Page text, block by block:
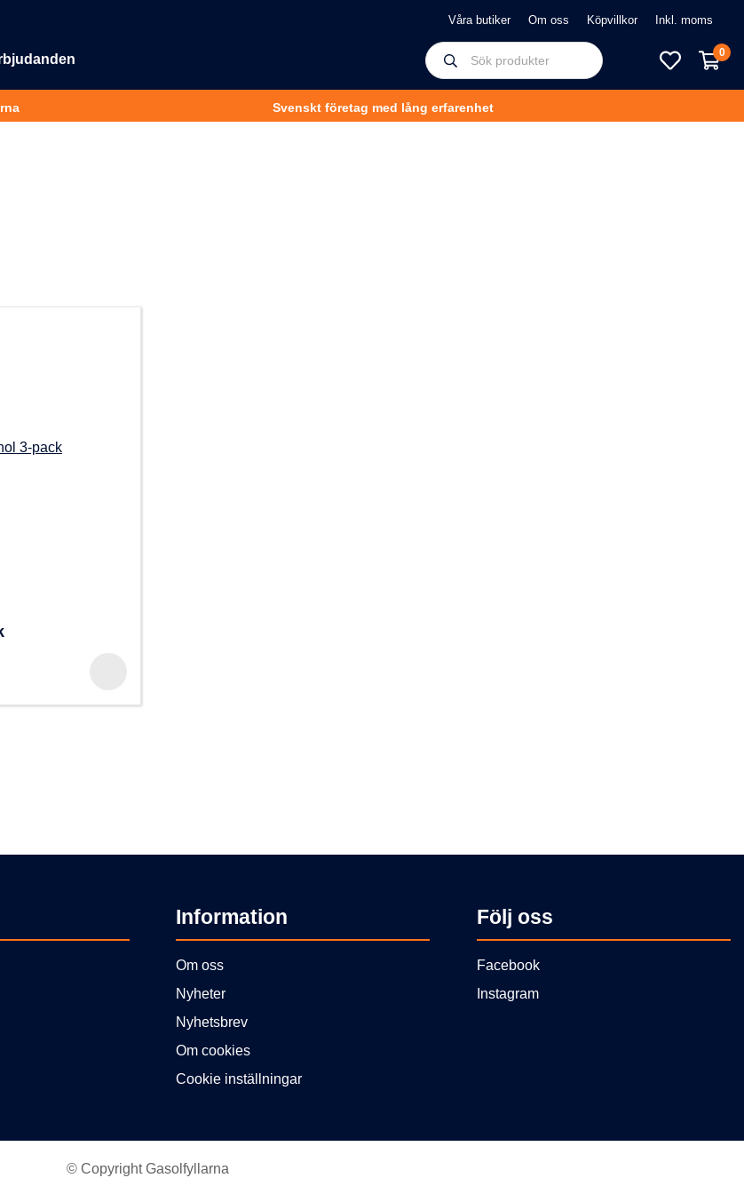
Våra butiker Om oss Köpvillkor
0
Svenskt företag med lång erfarenhet
Information
Om oss
Nyheter
Nyhetsbrev
Om cookies
Cookie inställningar
Följ oss
Facebook
Instagram
© Copyright Gasolfyllarna